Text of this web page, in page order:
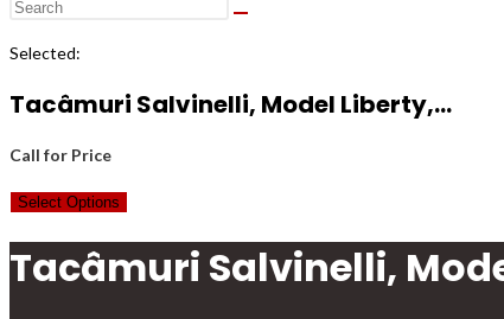
Selected:
Tacâmuri Salvinelli, Model Liberty,…
Call for Price
Select Options
Tacâmuri Salvinelli,